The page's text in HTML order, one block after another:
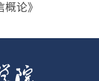
论》